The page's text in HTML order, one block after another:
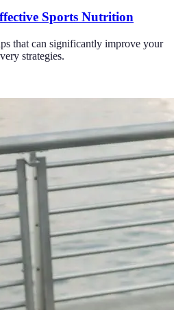
Sports Nutrition
that can significantly improve your
strategies.